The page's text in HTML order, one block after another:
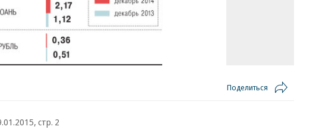
Поделиться
стр. 2